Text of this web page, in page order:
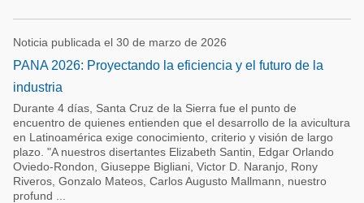
Noticia publicada el 30 de marzo de 2026
PANA 2026: Proyectando la eficiencia y el futuro de la
industria
Durante 4 días, Santa Cruz de la Sierra fue el punto de
encuentro de quienes entienden que el desarrollo de la avicultura
en Latinoamérica exige conocimiento, criterio y visión de largo
plazo. "A nuestros disertantes Elizabeth Santin, Edgar Orlando
Oviedo-Rondon, Giuseppe Bigliani, Victor D. Naranjo, Rony
Riveros, Gonzalo Mateos, Carlos Augusto Mallmann, nuestro
profund ...